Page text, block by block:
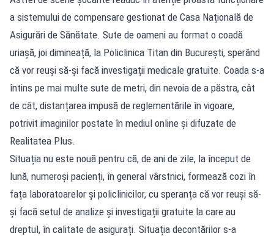
a sistemului de compensare gestionat de Casa Națională de
Asigurări de Sănătate. Sute de oameni au format o coadă
uriașă, joi dimineață, la Policlinica Titan din București, sperând
că vor reuși să-și facă investigații medicale gratuite. Coada s-a
întins pe mai multe sute de metri, din nevoia de a păstra, cât
de cât, distanțarea impusă de reglementările în vigoare,
potrivit imaginilor postate în mediul online și difuzate de
Realitatea Plus.
Situația nu este nouă pentru că, de ani de zile, la început de
lună, numeroși pacienți, în general vârstnici, formează cozi în
fața laboratoarelor și policlinicilor, cu speranța că vor reuși să-
și facă setul de analize și investigații gratuite la care au
dreptul, în calitate de asigurați. Situația decontărilor s-a